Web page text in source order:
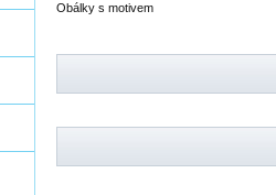
Obálky s motivem